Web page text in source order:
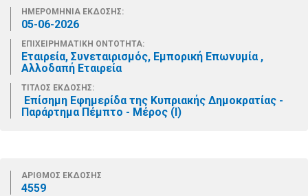
ΗΜΕΡΟΜΗΝΙΑ ΕΚΔΟΣΗΣ:
05-06-2026
ΕΠΙΧΕΙΡΗΜΑΤΙΚΗ ΟΝΤΟΤΗΤΑ:
Εταιρεία, Συνεταιρισμός, Εμπορική Επωνυμία ,
Αλλοδαπή Εταιρεία
ΤΙΤΛΟΣ ΕΚΔΟΣΗΣ:
Επίσημη Εφημερίδα της Κυπριακής Δημοκρατίας -
Παράρτημα Πέμπτο - Μέρος (Ι)
ΑΡΙΘΜΟΣ ΕΚΔΟΣΗΣ
4559